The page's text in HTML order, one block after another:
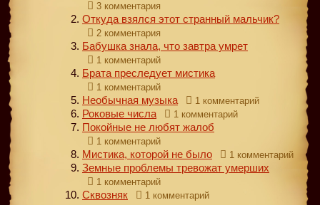
3 комментария
Откуда взялся этот странный мальчик?
2 комментария
Бабушка знала, что завтра умрет
1 комментарий
Брата преследует мистика
1 комментарий
Необычная музыка 1 комментарий
Роковые числа 1 комментарий
Покойные не любят жалоб
1 комментарий
Мистика, которой не было 1 комментарий
Земные проблемы тревожат умерших
1 комментарий
Сквозняк 1 комментарий